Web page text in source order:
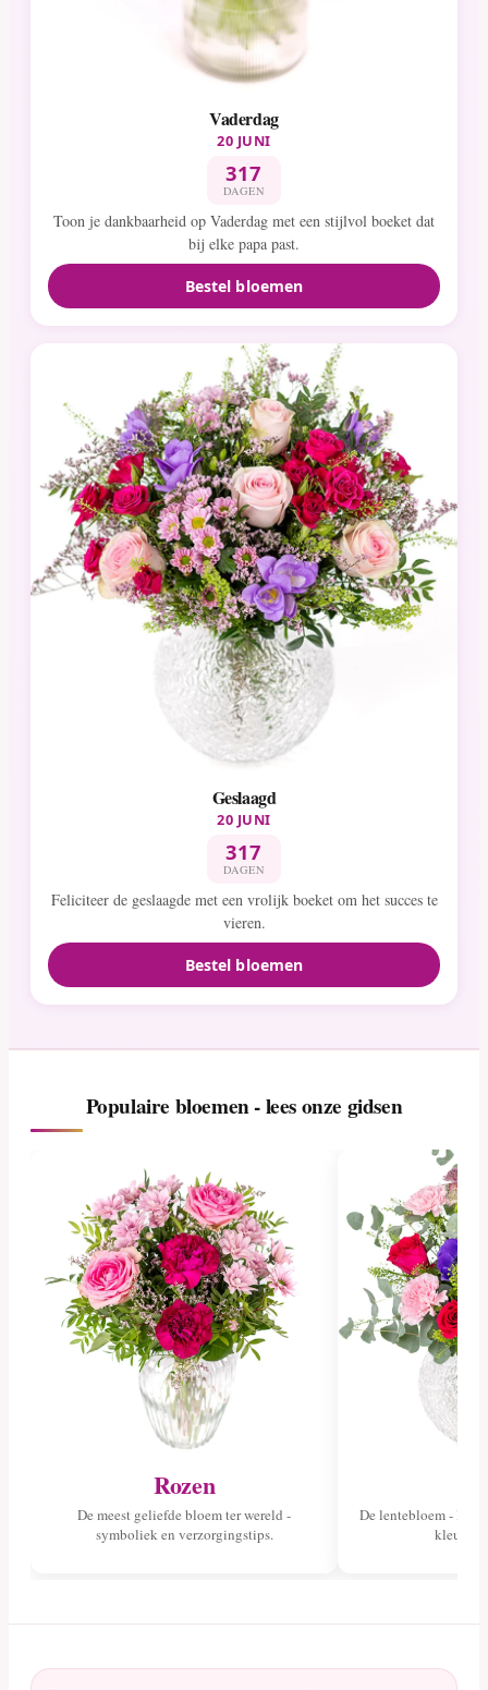
Vaderdag
20 JUNI
317
DAGEN
Toon je dankbaarheid op Vaderdag met een stijlvol boeket dat
bij elke papa past.
Bestel bloemen
Geslaagd
20 JUNI
317
DAGEN
Feliciteer de geslaagde met een vrolijk boeket om het succes te
vieren.
Bestel bloemen
Populaire bloemen - lees onze gidsen
Rozen
De meest geliefde bloem ter wereld -
symboliek en verzorgingstips.
De lentebloem - lees
kleuren